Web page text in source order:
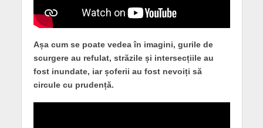
Așa cum se poate vedea în imagini, gurile de
scurgere au refulat, străzile și intersecțiile au
fost inundate, iar șoferii au fost nevoiți să
circule cu prudență.